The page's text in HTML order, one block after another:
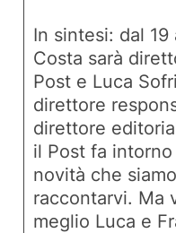
In sintesi: dal
Costa sarà
Post e Luca
direttore
direttore
il Post fa
novità che
raccontarvi. Ma
meglio Luca e